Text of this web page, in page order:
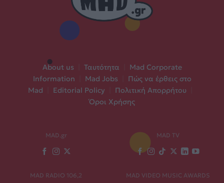
About us Ταυτότητα
Mad Corporate
Information
Mad Jobs
Πώς να έρθεις στο
Mad
Editorial Policy Πολιτική Απορρήτου
Όροι Χρήσης
MAD.gr MAD TV
MAD RADIO 106,2 MAD VIDEO MUSIC AWARDS